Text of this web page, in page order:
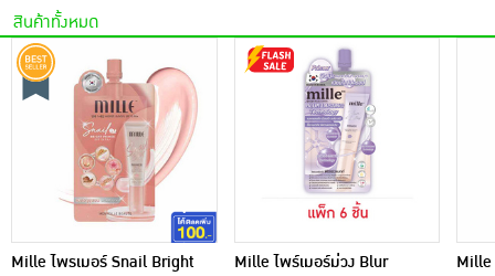
สินค้าทั้งหมด
Mille ไพรเมอร์ Snail Bright
Mille ไพร์เมอร์ม่วง Blur
Mille